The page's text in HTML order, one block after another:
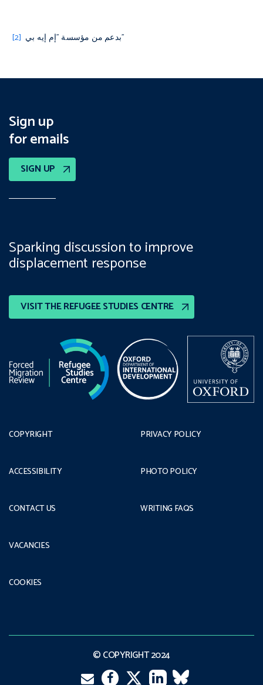
[2] بدعم من مؤسسة "إم إيه بي"
Sign up
for emails
SIGN UP
VISIT THE REFUGEE STUDIES CENTRE
Sparking discussion to improve
displacement response
COPYRIGHT
ACCESSIBILITY
CONTACT US
PRIVACY POLICY
PHOTO POLICY
WRITING FAQS
VACANCIES
COOKIES
© COPYRIGHT 2024